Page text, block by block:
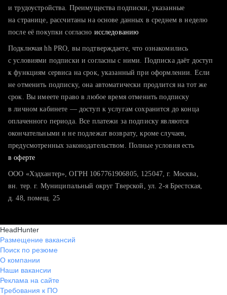
тратите много времени на поиск и вручную поднимаете
хотите сравнить себя с конкурентами и оценить шансы
и трудоустройства. Преимущества подписки, указанные
на странице, рассчитаны на основе данных в среднем в неделю
после её покупки согласно исследованию
Подключая hh PRO, вы подтверждаете, что ознакомились
с условиями подписки и согласны с ними. Подписка даёт доступ
к функциям сервиса на срок, указанный при оформлении. Если
не отменить подписку, она автоматически продлится на тот же
срок. Вы имеете право в любое время отменить подписку
в личном кабинете — доступ к услугам сохранится до конца
оплаченного периода. Все платежи за подписку являются
окончательными и не подлежат возврату, кроме случаев,
предусмотренных законодательством. Полные условия есть
в оферте
ООО «Хэдхантер», ОГРН 1067761906805, 125047, г. Москва,
вн. тер. г. Муниципальный округ Тверской, ул. 2-я Брестская,
д. 48, помещ. 25
HeadHunter
Размещение вакансий
Поиск по резюме
О компании
Наши вакансии
Реклама на сайте
Требования к ПО